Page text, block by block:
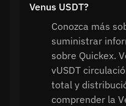
Venus USDT?
Conozca más
suministrar
sobre Quickex.
vUSDT
total y
comprender la